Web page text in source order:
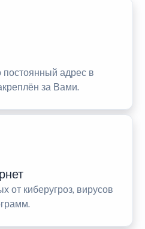
адрес в
за Вами.
от киберугроз, вирусов